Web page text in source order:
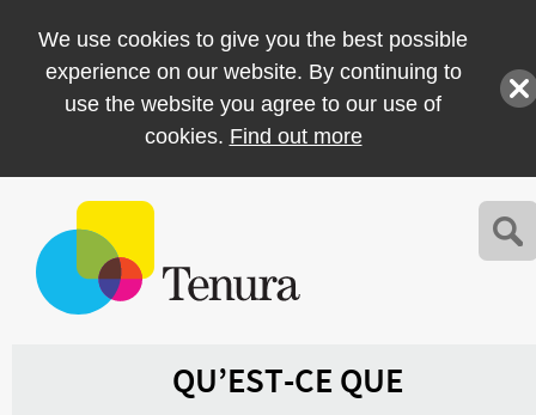
We use cookies to give you the best possible
experience on our website. By continuing to
use the website you agree to our use of
cookies. Find out more
QU’EST-CE QUE